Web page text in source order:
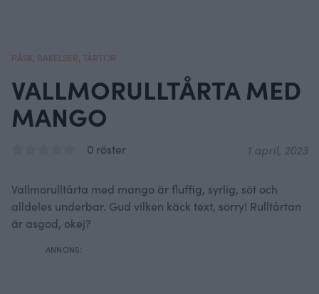
PÅSK BAKELSER TÅRTOR
VALLMORULLTÅRTA MED
MANGO
0 röster 1 april, 2023
Vallmorulltårta med mango är fluffig, syrlig, söt och
alldeles underbar. Gud vilken käck text, sorry! Rulltårtan
är asgod, okej?